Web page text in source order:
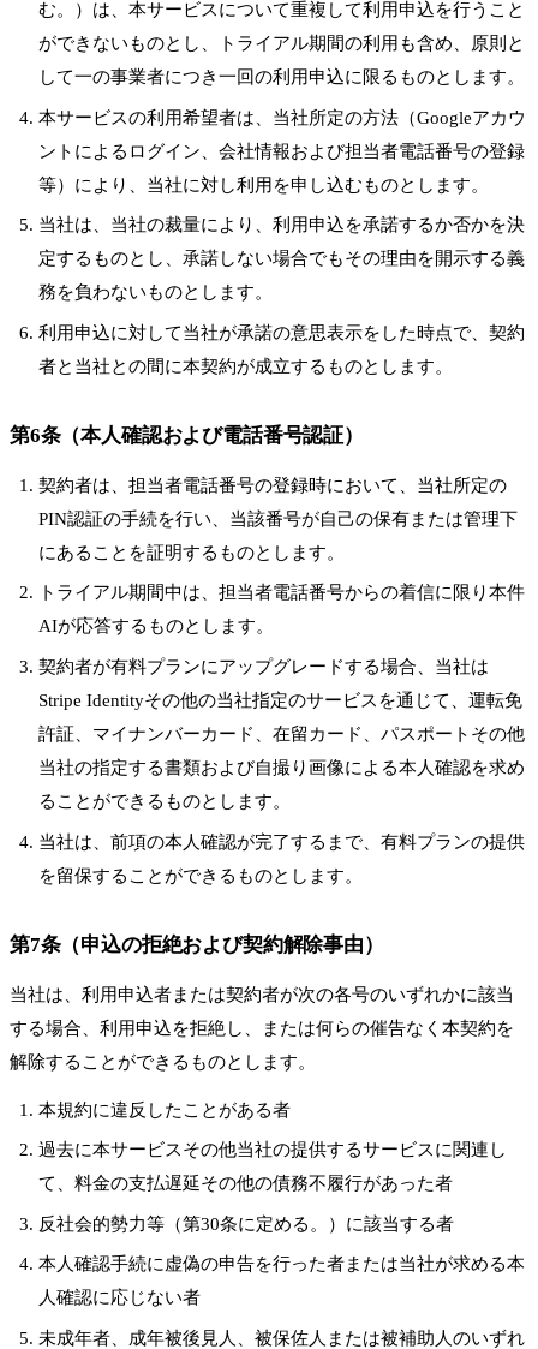
む。）は、本サービスについて重複して利用申込を行うこと
ができないものとし、トライアル期間の利用も含め、原則と
して一の事業者につき一回の利用申込に限るものとします。
本サービスの利用希望者は、当社所定の方法（Googleアカウ
ントによるログイン、会社情報および担当者電話番号の登録
等）により、当社に対し利用を申し込むものとします。
当社は、当社の裁量により、利用申込を承諾するか否かを決
定するものとし、承諾しない場合でもその理由を開示する義
務を負わないものとします。
利用申込に対して当社が承諾の意思表示をした時点で、契約
者と当社との間に本契約が成立するものとします。
第6条（本人確認および電話番号認証）
契約者は、担当者電話番号の登録時において、当社所定の
PIN認証の手続を行い、当該番号が自己の保有または管理下
にあることを証明するものとします。
トライアル期間中は、担当者電話番号からの着信に限り本件
AIが応答するものとします。
契約者が有料プランにアップグレードする場合、当社は
Stripe Identityその他の当社指定のサービスを通じて、運転免
許証、マイナンバーカード、在留カード、パスポートその他
当社の指定する書類および自撮り画像による本人確認を求め
ることができるものとします。
当社は、前項の本人確認が完了するまで、有料プランの提供
を留保することができるものとします。
第7条（申込の拒絶および契約解除事由）
当社は、利用申込者または契約者が次の各号のいずれかに該当
する場合、利用申込を拒絶し、または何らの催告なく本契約を
解除することができるものとします。
本規約に違反したことがある者
過去に本サービスその他当社の提供するサービスに関連し
て、料金の支払遅延その他の債務不履行があった者
反社会的勢力等（第30条に定める。）に該当する者
本人確認手続に虚偽の申告を行った者または当社が求める本
人確認に応じない者
未成年者、成年被後見人、被保佐人または被補助人のいずれ